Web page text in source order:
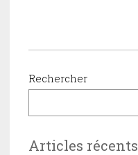
Rechercher
Articles récents